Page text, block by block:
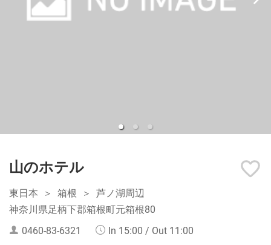
山のホテル
東日本 箱根
芦ノ湖周辺
神奈川県足柄下郡箱根町元箱根80
0460-83-6321
In 15:00 / Out 11:00